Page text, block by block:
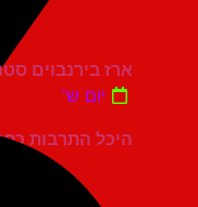
היכל התרבות כפר סבא
ארז בירנבוים סטנדאפ
יום ש'